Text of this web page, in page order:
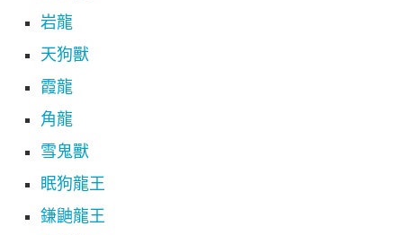
岩龍
天狗獸
霞龍
角龍
雪鬼獸
眠狗龍王
鎌鼬龍王